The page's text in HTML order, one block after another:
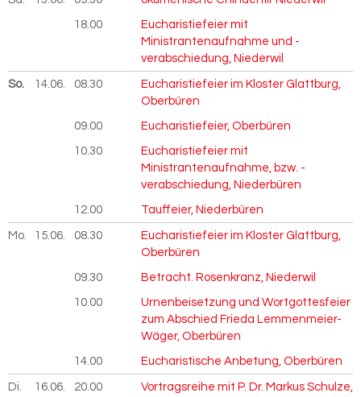
18.00
Eucharistiefeier mit
Ministrantenaufnahme und -
verabschiedung, Niederwil
So. 14.06. 2026
08.30
Eucharistiefeier im Kloster Glattburg,
Oberbüren
09.00 Eucharistiefeier, Oberbüren
10.30
Eucharistiefeier mit
Ministrantenaufnahme, bzw. -
verabschiedung, Niederbüren
12.00 Tauffeier, Niederbüren
Mo. 15.06. 2026
08.30
Eucharistiefeier im Kloster Glattburg,
Oberbüren
09.30 Betracht. Rosenkranz, Niederwil
10.00
Urnenbeisetzung und Wortgottesfeier
zum Abschied Frieda Lemmenmeier-
Wäger, Oberbüren
14.00 Eucharistische Anbetung, Oberbüren
Di. 16.06. 2026
20.00
Vortragsreihe mit P. Dr. Markus Schulze,